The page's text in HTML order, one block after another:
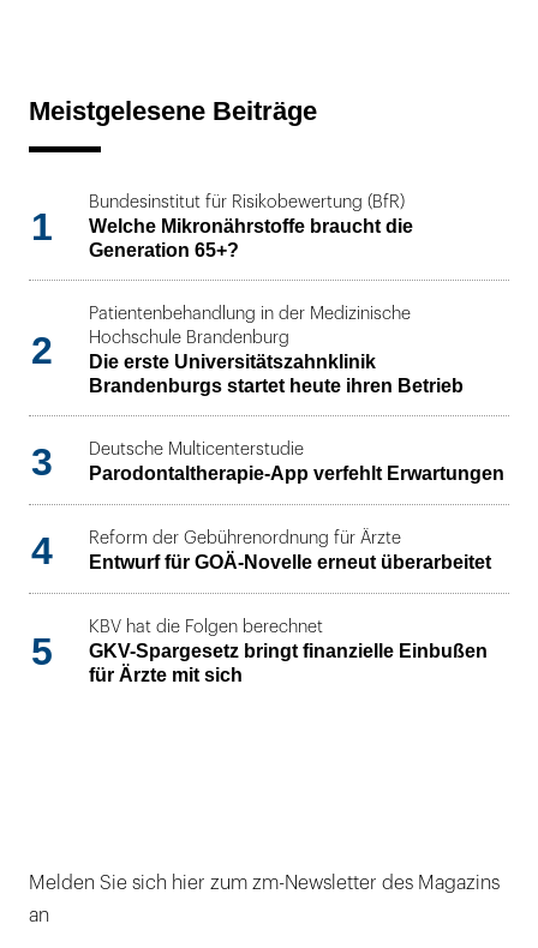
Meistgelesene Beiträge
1
Bundesinstitut für Risikobewertung (BfR)
Welche Mikronährstoffe braucht die
Generation 65+?
2
Patientenbehandlung in der Medizinische
Hochschule Brandenburg
Die erste Universitätszahnklinik
Brandenburgs startet heute ihren Betrieb
3 Deutsche Multicenterstudie
Parodontaltherapie-App verfehlt Erwartungen
4 Reform der Gebührenordnung für Ärzte
Entwurf für GOÄ-Novelle erneut überarbeitet
5
KBV hat die Folgen berechnet
GKV-Spargesetz bringt finanzielle Einbußen
für Ärzte mit sich
Melden Sie sich hier zum zm-Newsletter des Magazins
an